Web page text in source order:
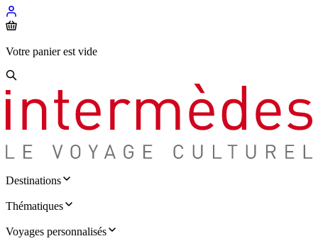
Votre panier est vide
Destinations
Thématiques
Voyages personnalisés